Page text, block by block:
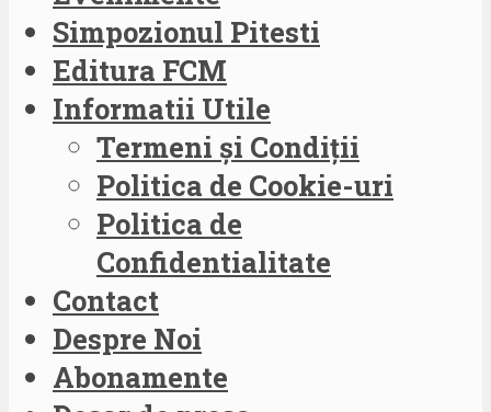
Simpozionul Pitesti
Editura FCM
Informatii Utile
Termeni și Condiții
Politica de Cookie-uri
Politica de
Confidentialitate
Contact
Despre Noi
Abonamente